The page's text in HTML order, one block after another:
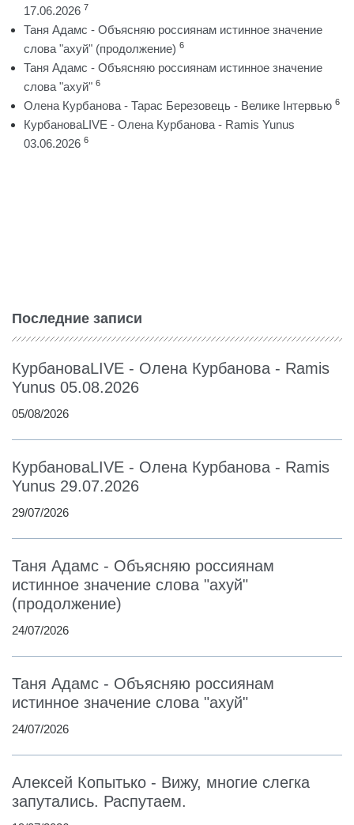
17.06.2026 7
Таня Адамс - Объясняю россиянам истинное значение
слова "ахуй" (продолжение) 6
Таня Адамс - Объясняю россиянам истинное значение
слова "ахуй" 6
Олена Курбанова - Тарас Березовець - Велике Інтервью 6
КурбановаLIVE - Олена Курбанова - Ramis Yunus
03.06.2026 6
Последние записи
КурбановаLIVE - Олена Курбанова - Ramis
Yunus 05.08.2026
05/08/2026
КурбановаLIVE - Олена Курбанова - Ramis
Yunus 29.07.2026
29/07/2026
Таня Адамс - Объясняю россиянам
истинное значение слова "ахуй"
(продолжение)
24/07/2026
Таня Адамс - Объясняю россиянам
истинное значение слова "ахуй"
24/07/2026
Алексей Копытько - Вижу, многие слегка
запутались. Распутаем.